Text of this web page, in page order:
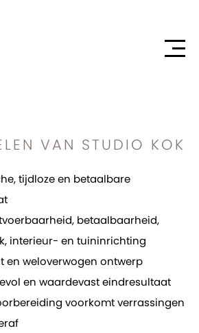
VAN STUDIO KOK
tijdloze en betaalbare
betaalbaarheid,
interieur- en tuininrichting
en weloverwogen ontwerp
en waardevast eindresultaat
voorkomt verrassingen